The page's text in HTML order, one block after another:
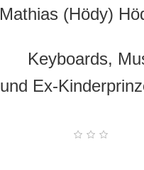
Mathias (Hödy)
Keyboards,
und Ex-